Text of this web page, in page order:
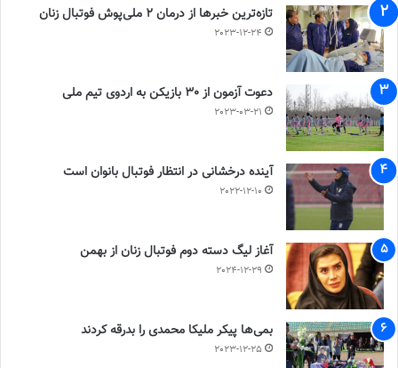
تازه‌ترین خبرها از درمان ۲ ملی‌پوش فوتبال زنان
2023-12-24
دعوت آزمون از 30 بازیکن به اردوی تیم ملی
2023-03-21
آینده درخشانی در انتظار فوتبال بانوان است
2022-12-10
آغاز لیگ دسته دوم فوتبال زنان از بهمن
2024-12-29
بمی‌ها پیکر ملیکا محمدی را بدرقه کردند
2023-12-25